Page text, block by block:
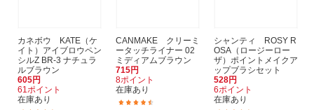
カネボウ KATE（ケ
イト）アイブロウペン
シルZ BR-3 ナチュラ
ルブラウン
605円
61ポイント
在庫あり
CANMAKE クリーミ
ータッチライナー 02
ミディアムブラウン
715円
8ポイント
在庫あり
シャンティ ROSY R
OSA（ロージーロー
ザ）ポイントメイクア
ップブラシセット
528円
6ポイント
在庫あり